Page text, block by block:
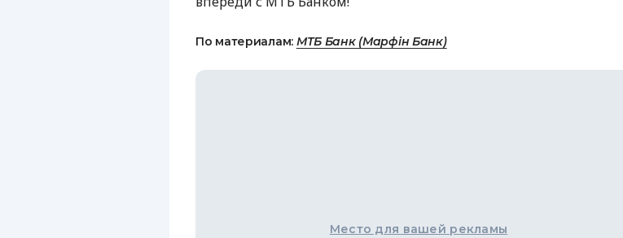
По материалам: МТБ Банк (Марфін Банк)
Место для вашей рекламы